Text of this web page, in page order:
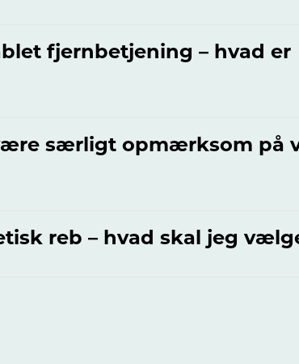
fjernbetjening – hvad er
særligt opmærksom på
reb – hvad skal jeg